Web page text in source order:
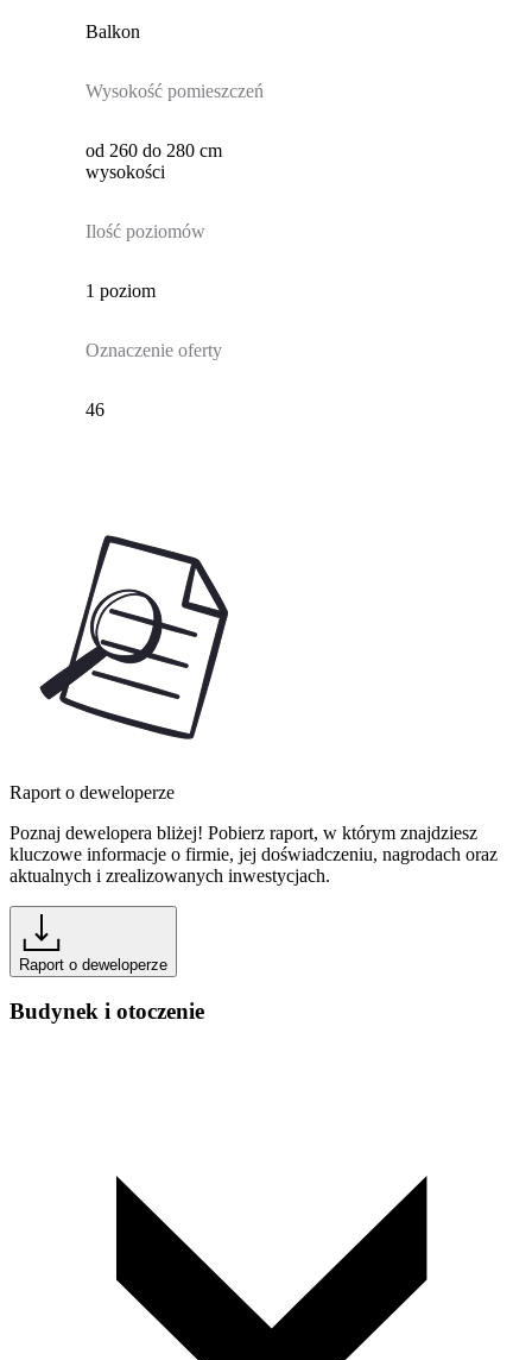
Balkon
Wysokość pomieszczeń
od 260 do 280 cm
wysokości
Ilość poziomów
1 poziom
Oznaczenie oferty
46
Raport o deweloperze
Poznaj dewelopera bliżej! Pobierz raport, w którym znajdziesz
kluczowe informacje o firmie, jej doświadczeniu, nagrodach oraz
aktualnych i zrealizowanych inwestycjach.
Raport o deweloperze
Budynek i otoczenie